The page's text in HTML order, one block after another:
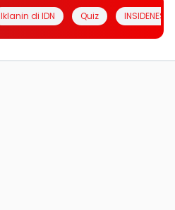
Iklanin di IDN Quiz INSIDENESIA